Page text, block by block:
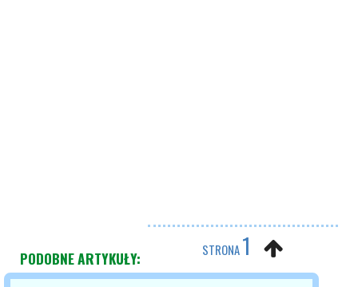
STRONA1
PODOBNE ARTYKUŁY: